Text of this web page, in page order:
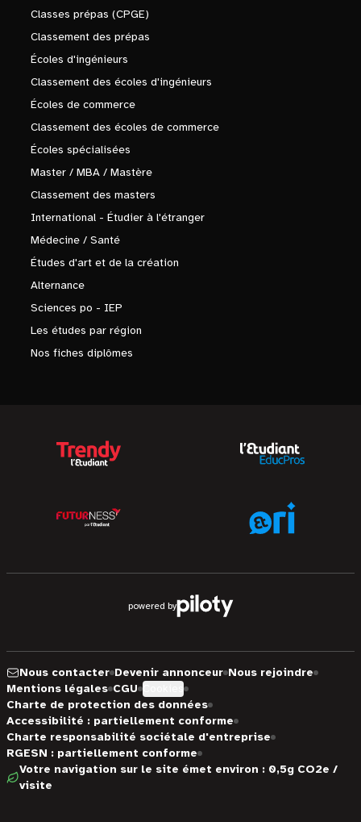
Classes prépas (CPGE)
Classement des prépas
Écoles d'ingénieurs
Classement des écoles d'ingénieurs
Écoles de commerce
Classement des écoles de commerce
Écoles spécialisées
Master / MBA / Mastère
Classement des masters
International - Étudier à l'étranger
Médecine / Santé
Études d'art et de la création
Alternance
Sciences po - IEP
Les études par région
Nos fiches diplômes
powered by
Nous contacter Devenir annonceur Nous rejoindre
Mentions légales CGU
Charte de protection des données
Accessibilité : partiellement conforme
Charte responsabilité sociétale d'entreprise
RGESN : partiellement conforme
Votre navigation sur le site émet environ : 0,5g CO2e /
visite